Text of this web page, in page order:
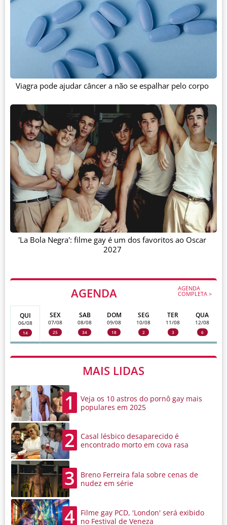
AGENDA AGENDA
COMPLETA >
QUI
06/08
14
SEX
07/08
25
SAB
08/08
34
DOM
09/08
18
SEG
10/08
2
TER
11/08
3
QUA
12/08
6
MAIS LIDAS
1
Veja os 10 astros do pornô gay mais
populares em 2025
2
Casal lésbico desaparecido é
encontrado morto em cova rasa
3
Breno Ferreira fala sobre cenas de
nudez em série
4
Filme gay PCD, 'London' será exibido
no Festival de Veneza
Viagra pode ajudar câncer a não se espalhar pelo corpo
'La Bola Negra': filme gay é um dos favoritos ao Oscar
2027